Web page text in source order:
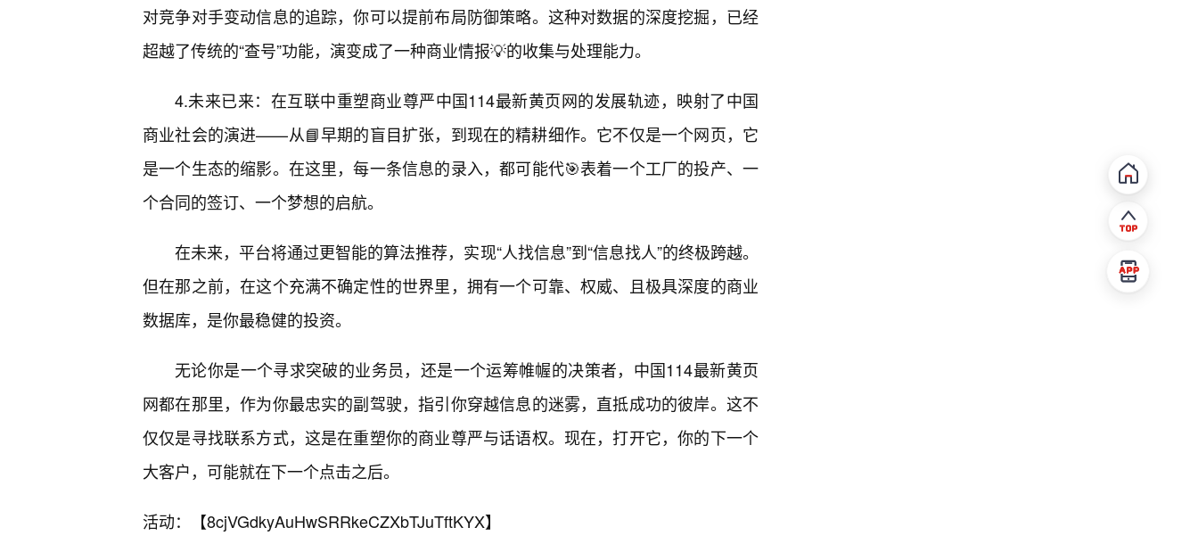
对竞争对手变动信息的追踪，你可以提前布局防御策略。这种对数据的深度挖掘，已经
超越了传统的“查号”功能，演变成了一种商业情报💡的收集与处理能力。
4.未来已来：在互联中重塑商业尊严中国114最新黄页网的发展轨迹，映射了中国
商业社会的演进——从📘早期的盲目扩张，到现在的精耕细作。它不仅是一个网页，它
是一个生态的缩影。在这里，每一条信息的录入，都可能代🎯表着一个工厂的投产、一
个合同的签订、一个梦想的启航。
在未来，平台将通过更智能的算法推荐，实现“人找信息”到“信息找人”的终极跨越。
但在那之前，在这个充满不确定性的世界里，拥有一个可靠、权威、且极具深度的商业
数据库，是你最稳健的投资。
无论你是一个寻求突破的业务员，还是一个运筹帷幄的决策者，中国114最新黄页
网都在那里，作为你最忠实的副驾驶，指引你穿越信息的迷雾，直抵成功的彼岸。这不
仅仅是寻找联系方式，这是在重塑你的商业尊严与话语权。现在，打开它，你的下一个
大客户，可能就在下一个点击之后。
活动：【8cjVGdkyAuHwSRRkeCZXbTJuTftKYX】